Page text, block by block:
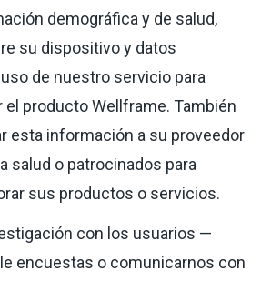
demográfica y de salud,
su dispositivo y datos
de nuestro servicio para
el producto Wellframe. También
esta información a su proveedor
salud o patrocinados para
sus productos o servicios.
con los usuarios —
encuestas o comunicarnos con